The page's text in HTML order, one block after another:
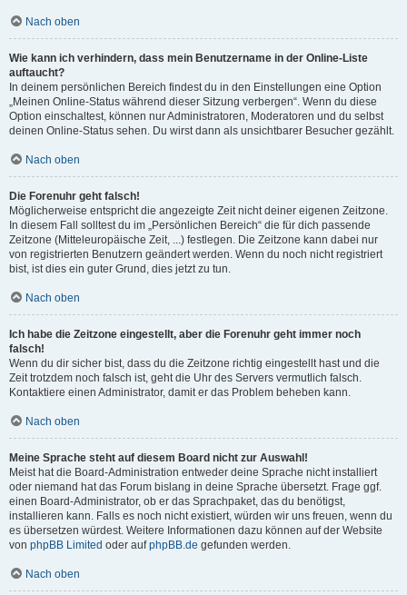
Nach oben
Wie kann ich verhindern, dass mein Benutzername in der Online-Liste
auftaucht?
In deinem persönlichen Bereich findest du in den Einstellungen eine Option
„Meinen Online-Status während dieser Sitzung verbergen“. Wenn du diese
Option einschaltest, können nur Administratoren, Moderatoren und du selbst
deinen Online-Status sehen. Du wirst dann als unsichtbarer Besucher gezählt.
Nach oben
Die Forenuhr geht falsch!
Möglicherweise entspricht die angezeigte Zeit nicht deiner eigenen Zeitzone.
In diesem Fall solltest du im „Persönlichen Bereich“ die für dich passende
Zeitzone (Mitteleuropäische Zeit, ...) festlegen. Die Zeitzone kann dabei nur
von registrierten Benutzern geändert werden. Wenn du noch nicht registriert
bist, ist dies ein guter Grund, dies jetzt zu tun.
Nach oben
Ich habe die Zeitzone eingestellt, aber die Forenuhr geht immer noch
falsch!
Wenn du dir sicher bist, dass du die Zeitzone richtig eingestellt hast und die
Zeit trotzdem noch falsch ist, geht die Uhr des Servers vermutlich falsch.
Kontaktiere einen Administrator, damit er das Problem beheben kann.
Nach oben
Meine Sprache steht auf diesem Board nicht zur Auswahl!
Meist hat die Board-Administration entweder deine Sprache nicht installiert
oder niemand hat das Forum bislang in deine Sprache übersetzt. Frage ggf.
einen Board-Administrator, ob er das Sprachpaket, das du benötigst,
installieren kann. Falls es noch nicht existiert, würden wir uns freuen, wenn du
es übersetzen würdest. Weitere Informationen dazu können auf der Website
von phpBB Limited oder aufphpBB.de gefunden werden.
Nach oben